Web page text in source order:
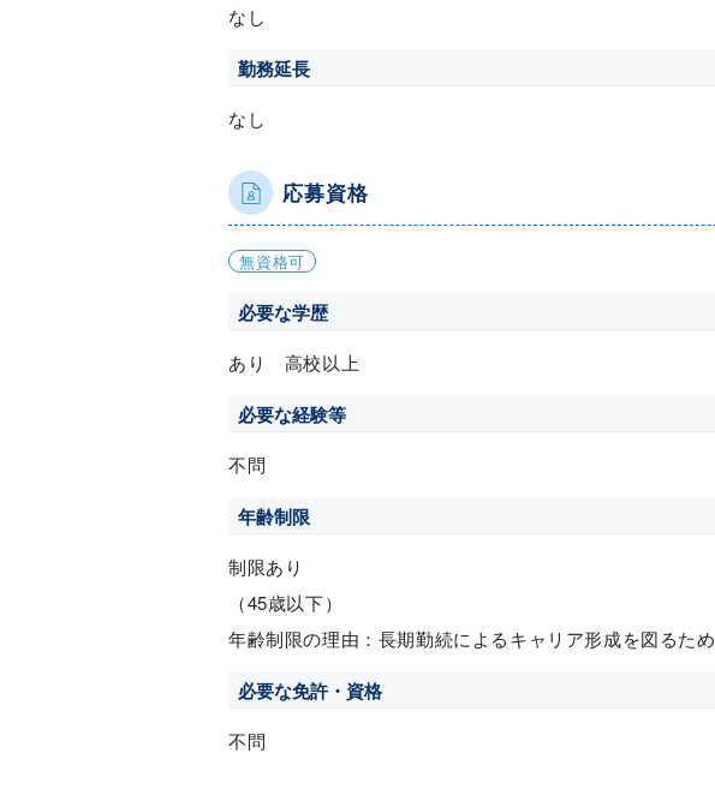
なし
勤務延長
なし
応募資格
無資格可
必要な学歴
あり 高校以上
必要な経験等
不問
年齢制限
制限あり
（45歳以下）
年齢制限の理由：長期勤続によるキャリア形成を図るため
必要な免許・資格
不問